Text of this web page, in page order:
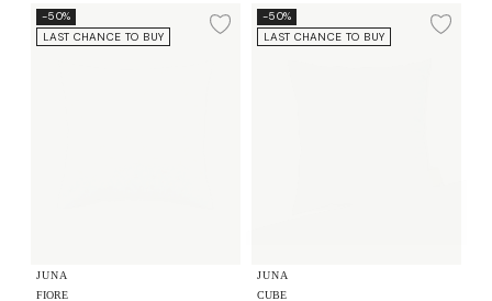
Pudebetræk 70x50 cm
-50%
LAST CHANCE TO BUY
Tilføj til ønskeliste
JUNA
FIORE
Pudebetræk 70x50 cm
-50%
LAST CHANCE TO BUY
JUNA
CUBE